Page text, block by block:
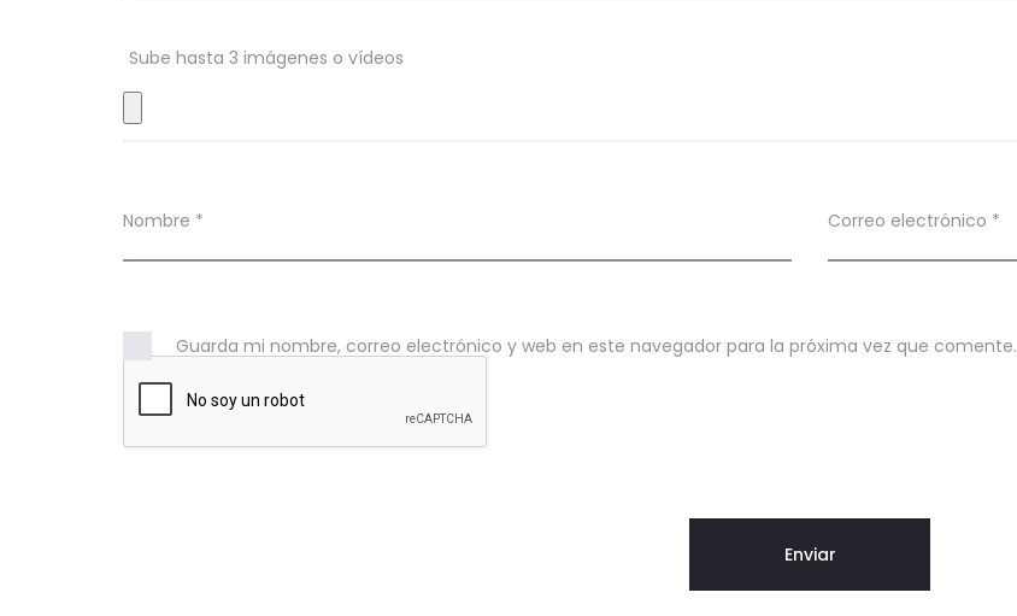
n
e
Sube hasta 3 imágenes o vídeos
Nombre * Correo electrónico *
Guarda mi nombre, correo electrónico y web en este navegador para la próxima vez que comente.